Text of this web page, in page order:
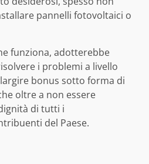
pannelli fotovoltaici o
funziona, adotterebbe
i problemi a livello
bonus sotto forma di
oltre a non essere
di tutti i
del Paese.